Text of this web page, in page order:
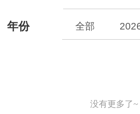
年份 全部
没有更多了~